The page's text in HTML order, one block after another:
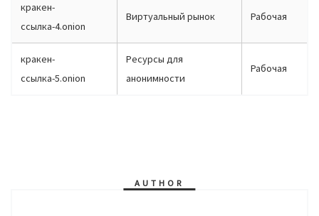
кракен-
ссылка-4.onion
Виртуальный рынок Рабочая
кракен-
ссылка-5.onion
Ресурсы для
анонимности
Рабочая
AUTHOR